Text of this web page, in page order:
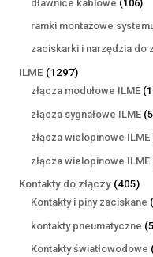
dławnice kablowe 106
ramki montażowe
zaciskarki i narzędzia do
ILME 12971297
produktów
złącza modułowe ILME
złącza sygnałowe ILME
złącza wielopinowe ILME
złącza wielopinowe ILME
Kontakty do złączy 405405
Kontakty i piny zaciskane
kontakty pneumatyczne
Kontakty światłowodowe